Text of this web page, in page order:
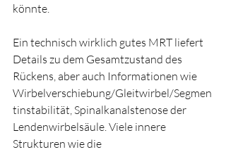
könnte.
Ein technisch wirklich gutes MRT liefert
Details zu dem Gesamtzustand des
Rückens, aber auch Informationen wie
Wirbelverschiebung/Gleitwirbel/Segmen
tinstabilität, Spinalkanalstenose der
Lendenwirbelsäule. Viele innere
Strukturen wie die